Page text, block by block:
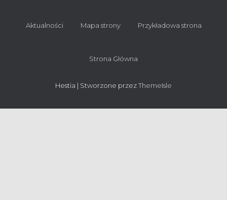
Aktualności Mapa strony Przykładowa strona
Strona Główna
Hestia | Stworzone przezThemeIsle